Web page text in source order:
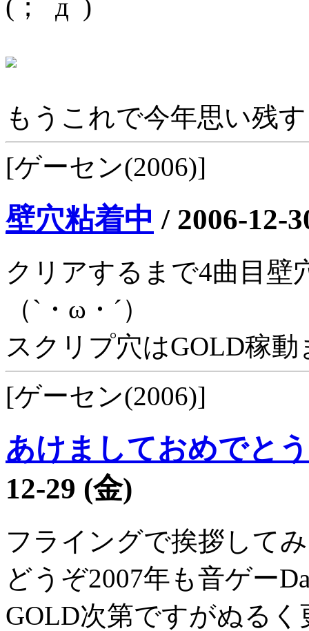
(；ﾟдﾟ)
もうこれで今年思い残
[ゲーセン(2006)]
壁穴粘着中 / 2006-12-
クリアするまで4曲目壁
（`・ω・´）
スクリプ穴はGOLD稼
[ゲーセン(2006)]
あけましておめでと
12-29 (金)
フライングで挨拶して
どうぞ2007年も音ゲー
GOLD次第ですがぬる